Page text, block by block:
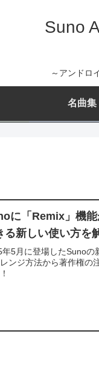
Suno
～アンドロ
名曲集
に「Remix」機
る新しい使い方を
年5月に登場したSunoの
ンジ方法から著作権の